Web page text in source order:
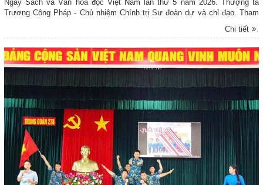
Ngày Sách và Văn hóa đọc Việt Nam lần thứ 5 năm 2026. Thượng tá
Trương Công Pháp - Chủ nhiệm Chính trị Sư đoàn dự và chỉ đạo. Tham
gia chương trình có chỉ huy các cơ quan, đơn vị trực thuộc cùng gần 200
cán bộ, chiến sĩ và đoàn viên thanh niên các đơn vị kết nghĩa trên địa
Chi tiết